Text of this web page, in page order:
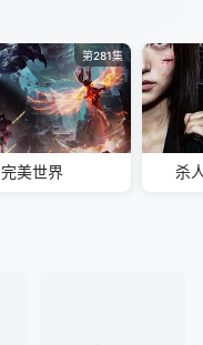
第281集
完美世界 杀